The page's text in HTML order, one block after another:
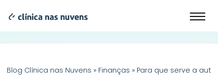
Blog Clínica nas Nuvens » Finanças » Para que serve a